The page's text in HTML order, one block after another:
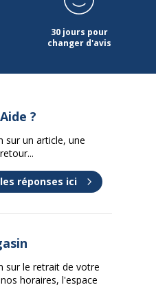
30 jours pour
changer d'avis
?
sur un article, une
réponses ici
sur le retrait de votre
horaires, l'espace